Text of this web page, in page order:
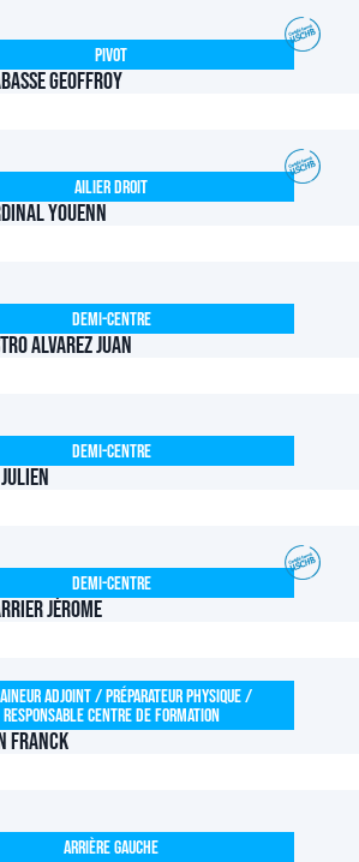
Geoffroy
Pivot
Youenn
Ailier Droit
ALVAREZ Juan
Demi-centre
Julien
Demi-centre
Jérome
Demi-centre
Franck
Adjoint / Préparateur Physique /
Responsable Centre de Formation
Arrière Gauche